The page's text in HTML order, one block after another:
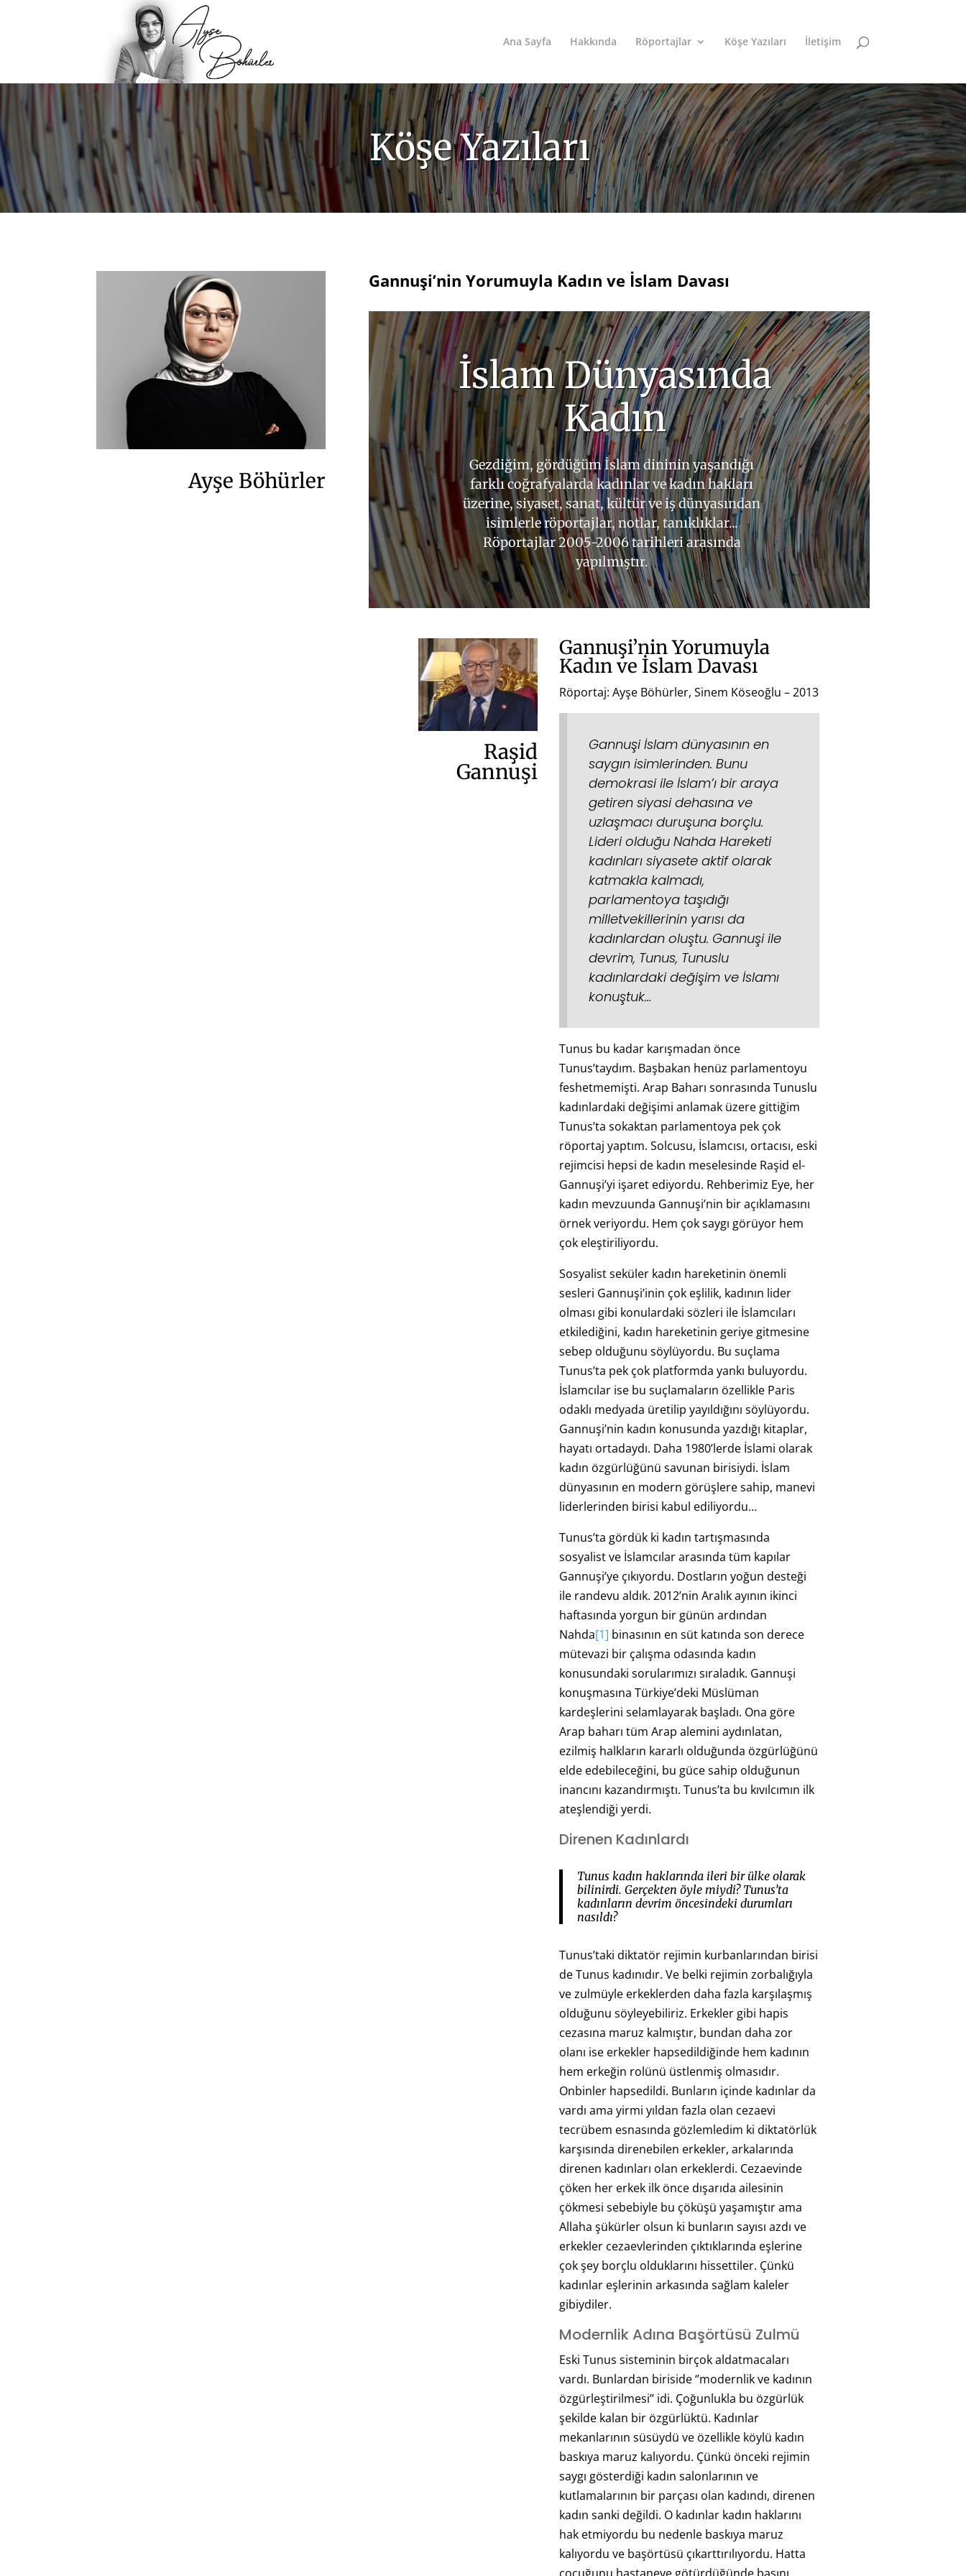
Ana Sayfa Hakkında Röportajlar Köşe Yazıları İletişim
Köşe Yazıları
Ayşe Böhürler
Gannuşi’nin Yorumuyla Kadın ve İslam Davası
İslam Dünyasında
Kadın
Gezdiğim, gördüğüm İslam dininin yaşandığı
farklı coğrafyalarda kadınlar ve kadın hakları
üzerine, siyaset, sanat, kültür ve iş dünyasından
isimlerle röportajlar, notlar, tanıklıklar...
Röportajlar 2005-2006 tarihleri arasında
yapılmıştır.
Raşid
Gannuşi
Gannuşi’nin Yorumuyla
Kadın ve İslam Davası
Röportaj: Ayşe Böhürler, Sinem Köseoğlu – 2013
Gannuşi İslam dünyasının en
saygın isimlerinden. Bunu
demokrasi ile İslam’ı bir araya
getiren siyasi dehasına ve
uzlaşmacı duruşuna borçlu.
Lideri olduğu Nahda Hareketi
kadınları siyasete aktif olarak
katmakla kalmadı,
parlamentoya taşıdığı
milletvekillerinin yarısı da
kadınlardan oluştu. Gannuşi ile
devrim, Tunus, Tunuslu
kadınlardaki değişim ve İslamı
konuştuk…
Tunus bu kadar karışmadan önce
Tunus’taydım. Başbakan henüz parlamentoyu
feshetmemişti. Arap Baharı sonrasında Tunuslu
kadınlardaki değişimi anlamak üzere gittiğim
Tunus’ta sokaktan parlamentoya pek çok
röportaj yaptım. Solcusu, İslamcısı, ortacısı, eski
rejimcisi hepsi de kadın meselesinde Raşid el-
Gannuşi’yi işaret ediyordu. Rehberimiz Eye, her
kadın mevzuunda Gannuşi’nin bir açıklamasını
örnek veriyordu. Hem çok saygı görüyor hem
çok eleştiriliyordu.
Sosyalist seküler kadın hareketinin önemli
sesleri Gannuşi’inin çok eşlilik, kadının lider
olması gibi konulardaki sözleri ile İslamcıları
etkilediğini, kadın hareketinin geriye gitmesine
sebep olduğunu söylüyordu. Bu suçlama
Tunus’ta pek çok platformda yankı buluyordu.
İslamcılar ise bu suçlamaların özellikle Paris
odaklı medyada üretilip yayıldığını söylüyordu.
Gannuşi’nin kadın konusunda yazdığı kitaplar,
hayatı ortadaydı. Daha 1980’lerde İslami olarak
kadın özgürlüğünü savunan birisiydi. İslam
dünyasının en modern görüşlere sahip, manevi
liderlerinden birisi kabul ediliyordu…
Tunus’ta gördük ki kadın tartışmasında
sosyalist ve İslamcılar arasında tüm kapılar
Gannuşi’ye çıkıyordu. Dostların yoğun desteği
ile randevu aldık. 2012’nin Aralık ayının ikinci
haftasında yorgun bir günün ardından
Nahda[1] binasının en süt katında son derece
mütevazi bir çalışma odasında kadın
konusundaki sorularımızı sıraladık. Gannuşi
konuşmasına Türkiye’deki Müslüman
kardeşlerini selamlayarak başladı. Ona göre
Arap baharı tüm Arap alemini aydınlatan,
ezilmiş halkların kararlı olduğunda özgürlüğünü
elde edebileceğini, bu güce sahip olduğunun
inancını kazandırmıştı. Tunus’ta bu kıvılcımın ilk
ateşlendiği yerdi.
Direnen Kadınlardı
Tunus kadın haklarında ileri bir ülke olarak
bilinirdi. Gerçekten öyle miydi? Tunus’ta
kadınların devrim öncesindeki durumları
nasıldı?
Tunus’taki diktatör rejimin kurbanlarından birisi
de Tunus kadınıdır. Ve belki rejimin zorbalığıyla
ve zulmüyle erkeklerden daha fazla karşılaşmış
olduğunu söyleyebiliriz. Erkekler gibi hapis
cezasına maruz kalmıştır, bundan daha zor
olanı ise erkekler hapsedildiğinde hem kadının
hem erkeğin rolünü üstlenmiş olmasıdır.
Onbinler hapsedildi. Bunların içinde kadınlar da
vardı ama yirmi yıldan fazla olan cezaevi
tecrübem esnasında gözlemledim ki diktatörlük
karşısında direnebilen erkekler, arkalarında
direnen kadınları olan erkeklerdi. Cezaevinde
çöken her erkek ilk önce dışarıda ailesinin
çökmesi sebebiyle bu çöküşü yaşamıştır ama
Allaha şükürler olsun ki bunların sayısı azdı ve
erkekler cezaevlerinden çıktıklarında eşlerine
çok şey borçlu olduklarını hissettiler. Çünkü
kadınlar eşlerinin arkasında sağlam kaleler
gibiydiler.
Modernlik Adına Başörtüsü Zulmü
Eski Tunus sisteminin birçok aldatmacaları
vardı. Bunlardan biriside ‘’modernlik ve kadının
özgürleştirilmesi’’ idi. Çoğunlukla bu özgürlük
şekilde kalan bir özgürlüktü. Kadınlar
mekanlarının süsüydü ve özellikle köylü kadın
baskıya maruz kalıyordu. Çünkü önceki rejimin
saygı gösterdiği kadın salonlarının ve
kutlamalarının bir parçası olan kadındı, direnen
kadın sanki değildi. O kadınlar kadın haklarını
hak etmiyordu bu nedenle baskıya maruz
kalıyordu ve başörtüsü çıkarttırılıyordu. Hatta